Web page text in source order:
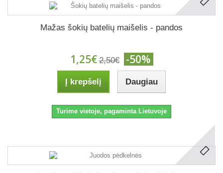
Mažas šokių batelių maišelis - pandos
1,25€ 2,50€ -50%
Į krepšelį Daugiau
Turime vietoje, pagaminta Lietuvoje